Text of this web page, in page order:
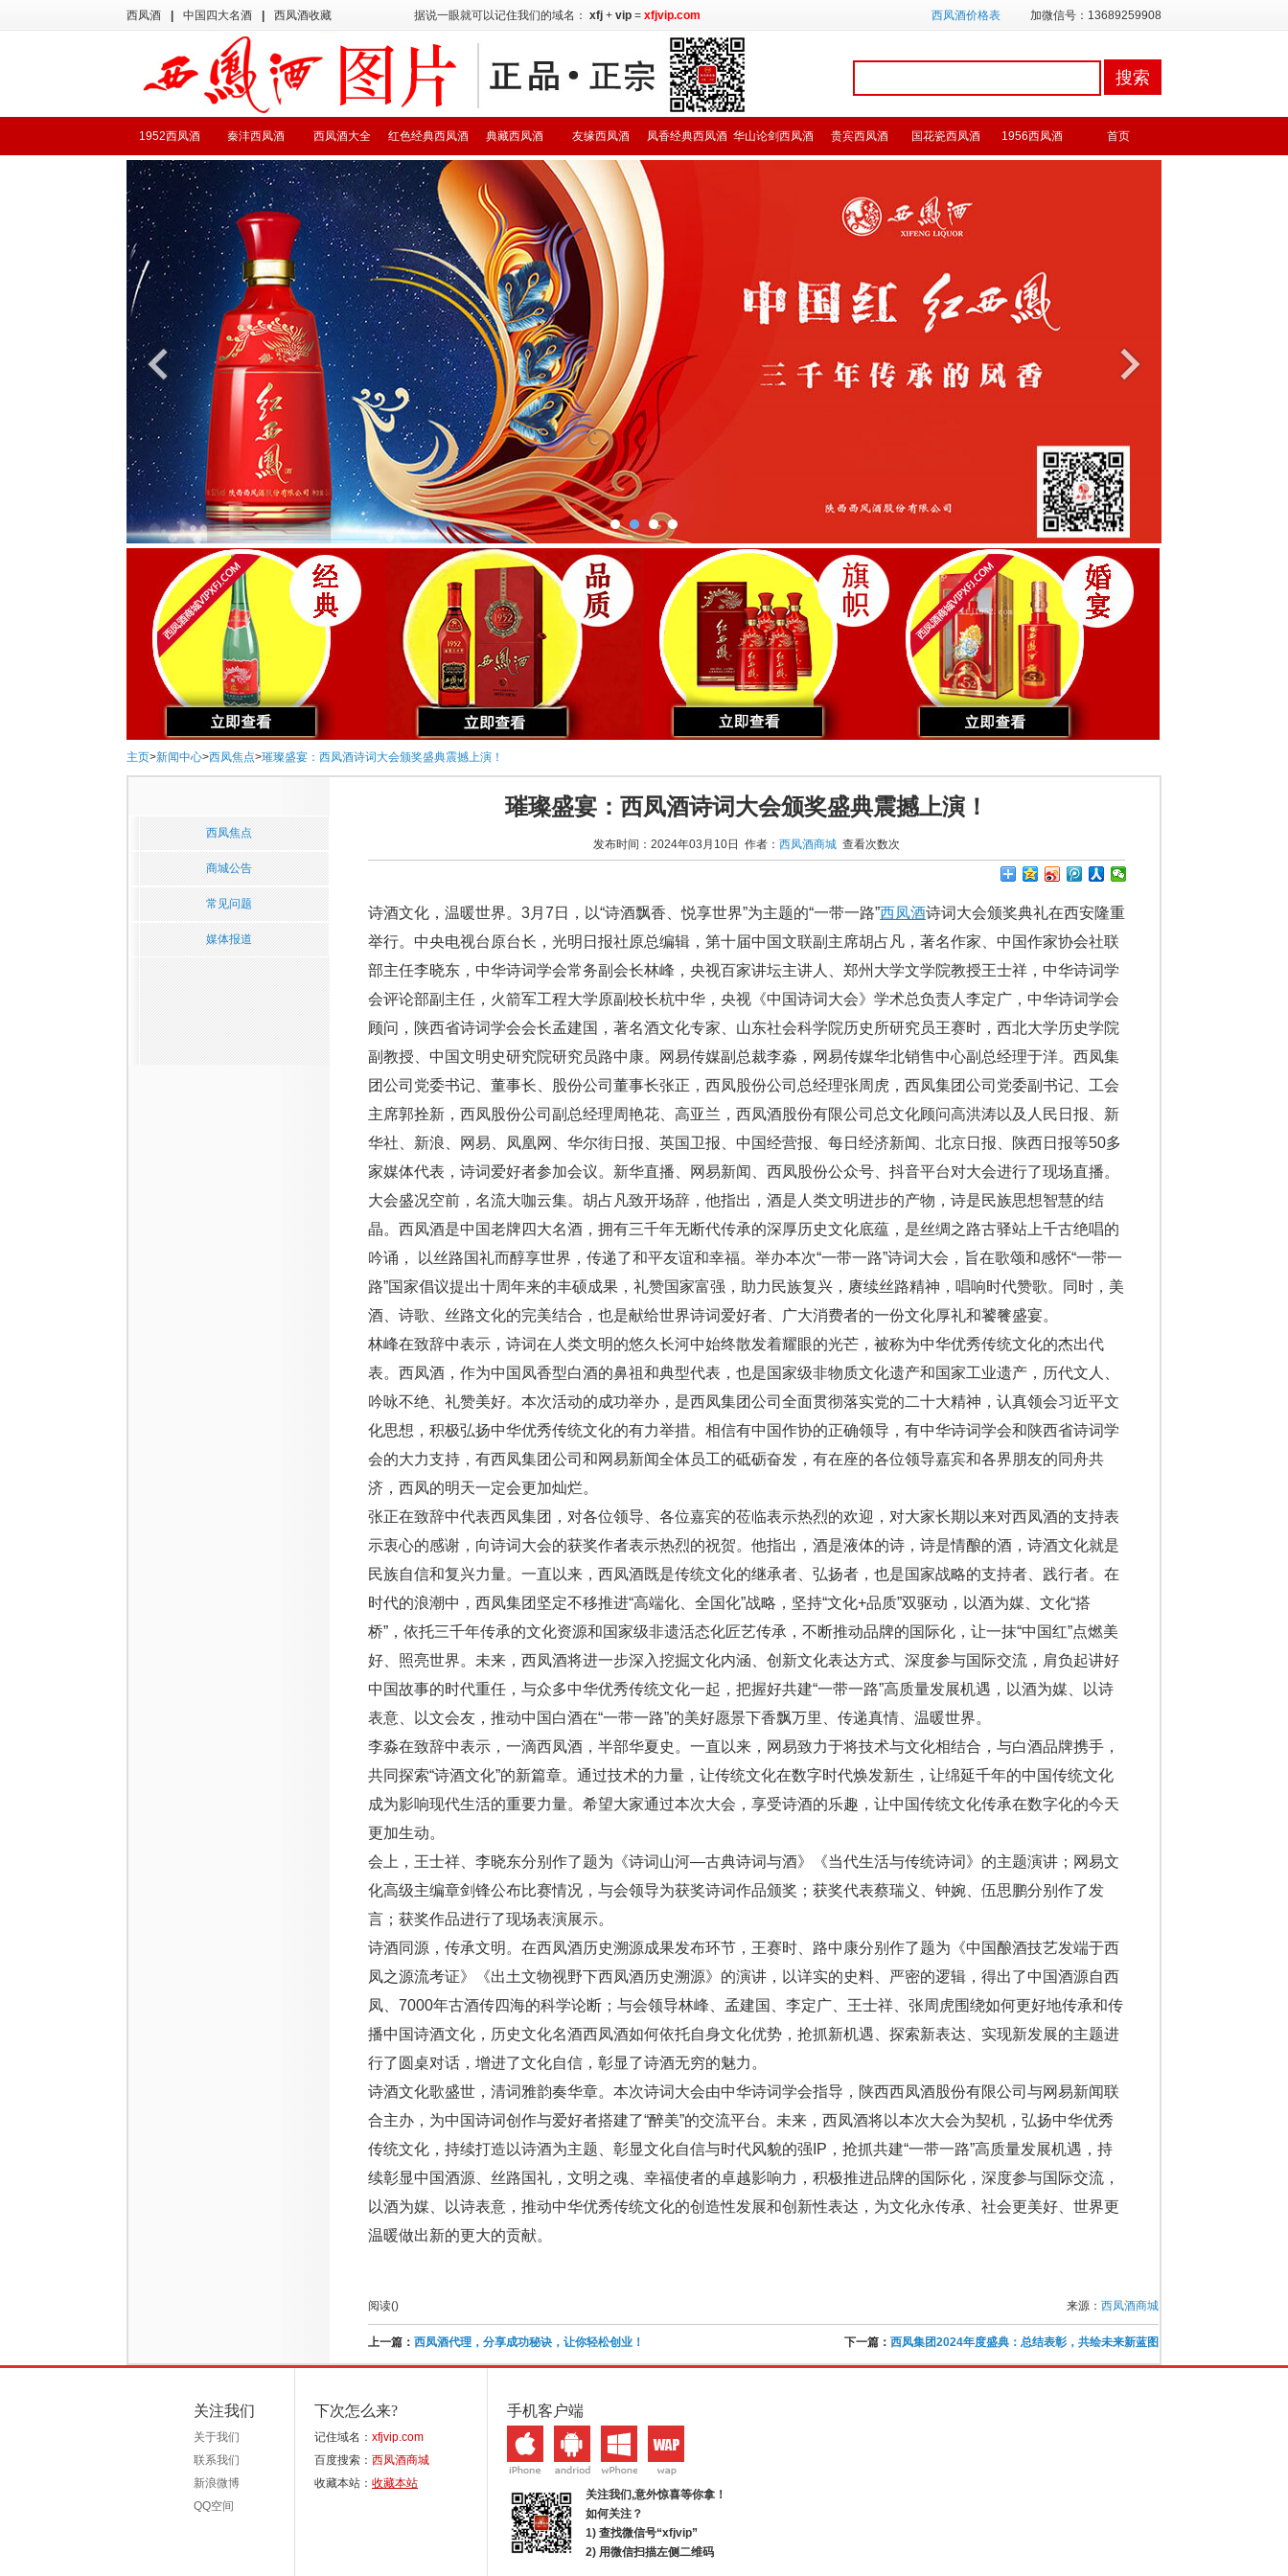
西凤酒 中国四大名酒 西凤酒收藏 据说一眼就可以记住我们的域名： xfj + vip = xfjvip.com 西凤酒价格表 加微信号：13689259908
首页
1956西凤酒
国花瓷西凤酒
贵宾西凤酒
华山论剑西凤酒
凤香经典西凤酒
友缘西凤酒
典藏西凤酒
红色经典西凤酒
西凤酒大全
秦沣西凤酒
1952西凤酒
主页>新闻中心>西凤焦点>璀璨盛宴：西凤酒诗词大会颁奖盛典震撼上演！
西凤焦点
商城公告
常见问题
媒体报道
璀璨盛宴：西凤酒诗词大会颁奖盛典震撼上演！
发布时间：2024年03月10日 作者： 西凤酒商城 查看次数次
诗酒文化，温暖世界。3月7日，以“诗酒飘香、悦享世界”为主题的“一带一路”西凤酒诗词大会颁奖典礼在西安隆重
举行。中央电视台原台长，光明日报社原总编辑，第十届中国文联副主席胡占凡，著名作家、中国作家协会社联
部主任李晓东，中华诗词学会常务副会长林峰，央视百家讲坛主讲人、郑州大学文学院教授王士祥，中华诗词学
会评论部副主任，火箭军工程大学原副校长杭中华，央视《中国诗词大会》学术总负责人李定广，中华诗词学会
顾问，陕西省诗词学会会长孟建国，著名酒文化专家、山东社会科学院历史所研究员王赛时，西北大学历史学院
副教授、中国文明史研究院研究员路中康。网易传媒副总裁李淼，网易传媒华北销售中心副总经理于洋。西凤集
团公司党委书记、董事长、股份公司董事长张正，西凤股份公司总经理张周虎，西凤集团公司党委副书记、工会
主席郭拴新，西凤股份公司副总经理周艳花、高亚兰，西凤酒股份有限公司总文化顾问高洪涛以及人民日报、新
华社、新浪、网易、凤凰网、华尔街日报、英国卫报、中国经营报、每日经济新闻、北京日报、陕西日报等50多
家媒体代表，诗词爱好者参加会议。新华直播、网易新闻、西凤股份公众号、抖音平台对大会进行了现场直播。
大会盛况空前，名流大咖云集。胡占凡致开场辞，他指出，酒是人类文明进步的产物，诗是民族思想智慧的结
晶。西凤酒是中国老牌四大名酒，拥有三千年无断代传承的深厚历史文化底蕴，是丝绸之路古驿站上千古绝唱的
吟诵， 以丝路国礼而醇享世界，传递了和平友谊和幸福。举办本次“一带一路”诗词大会，旨在歌颂和感怀“一带一
路”国家倡议提出十周年来的丰硕成果，礼赞国家富强，助力民族复兴，赓续丝路精神，唱响时代赞歌。同时，美
酒、诗歌、丝路文化的完美结合，也是献给世界诗词爱好者、广大消费者的一份文化厚礼和饕餮盛宴。
林峰在致辞中表示，诗词在人类文明的悠久长河中始终散发着耀眼的光芒，被称为中华优秀传统文化的杰出代
表。西凤酒，作为中国凤香型白酒的鼻祖和典型代表，也是国家级非物质文化遗产和国家工业遗产，历代文人、
吟咏不绝、礼赞美好。本次活动的成功举办，是西凤集团公司全面贯彻落实党的二十大精神，认真领会习近平文
化思想，积极弘扬中华优秀传统文化的有力举措。相信有中国作协的正确领导，有中华诗词学会和陕西省诗词学
会的大力支持，有西凤集团公司和网易新闻全体员工的砥砺奋发，有在座的各位领导嘉宾和各界朋友的同舟共
济，西凤的明天一定会更加灿烂。
张正在致辞中代表西凤集团，对各位领导、各位嘉宾的莅临表示热烈的欢迎，对大家长期以来对西凤酒的支持表
示衷心的感谢，向诗词大会的获奖作者表示热烈的祝贺。他指出，酒是液体的诗，诗是情酿的酒，诗酒文化就是
民族自信和复兴力量。一直以来，西凤酒既是传统文化的继承者、弘扬者，也是国家战略的支持者、践行者。在
时代的浪潮中，西凤集团坚定不移推进“高端化、全国化”战略，坚持“文化+品质”双驱动，以酒为媒、文化“搭
桥”，依托三千年传承的文化资源和国家级非遗活态化匠艺传承，不断推动品牌的国际化，让一抹“中国红”点燃美
好、照亮世界。未来，西凤酒将进一步深入挖掘文化内涵、创新文化表达方式、深度参与国际交流，肩负起讲好
中国故事的时代重任，与众多中华优秀传统文化一起，把握好共建“一带一路”高质量发展机遇，以酒为媒、以诗
表意、以文会友，推动中国白酒在“一带一路”的美好愿景下香飘万里、传递真情、温暖世界。
李淼在致辞中表示，一滴西凤酒，半部华夏史。一直以来，网易致力于将技术与文化相结合，与白酒品牌携手，
共同探索“诗酒文化”的新篇章。通过技术的力量，让传统文化在数字时代焕发新生，让绵延千年的中国传统文化
成为影响现代生活的重要力量。希望大家通过本次大会，享受诗酒的乐趣，让中国传统文化传承在数字化的今天
更加生动。
会上，王士祥、李晓东分别作了题为《诗词山河—古典诗词与酒》《当代生活与传统诗词》的主题演讲；网易文
化高级主编章剑锋公布比赛情况，与会领导为获奖诗词作品颁奖；获奖代表蔡瑞义、钟婉、伍思鹏分别作了发
言；获奖作品进行了现场表演展示。
诗酒同源，传承文明。在西凤酒历史溯源成果发布环节，王赛时、路中康分别作了题为《中国酿酒技艺发端于西
凤之源流考证》《出土文物视野下西凤酒历史溯源》的演讲，以详实的史料、严密的逻辑，得出了中国酒源自西
凤、7000年古酒传四海的科学论断；与会领导林峰、孟建国、李定广、王士祥、张周虎围绕如何更好地传承和传
播中国诗酒文化，历史文化名酒西凤酒如何依托自身文化优势，抢抓新机遇、探索新表达、实现新发展的主题进
行了圆桌对话，增进了文化自信，彰显了诗酒无穷的魅力。
诗酒文化歌盛世，清词雅韵奏华章。本次诗词大会由中华诗词学会指导，陕西西凤酒股份有限公司与网易新闻联
合主办，为中国诗词创作与爱好者搭建了“醉美”的交流平台。未来，西凤酒将以本次大会为契机，弘扬中华优秀
传统文化，持续打造以诗酒为主题、彰显文化自信与时代风貌的强IP，抢抓共建“一带一路”高质量发展机遇，持
续彰显中国酒源、丝路国礼，文明之魂、幸福使者的卓越影响力，积极推进品牌的国际化，深度参与国际交流，
以酒为媒、以诗表意，推动中华优秀传统文化的创造性发展和创新性表达，为文化永传承、社会更美好、世界更
温暖做出新的更大的贡献。
阅读() 来源： 西凤酒商城
上一篇： 西凤酒代理，分享成功秘诀，让你轻松创业！ 下一篇： 西凤集团2024年度盛典：总结表彰，共绘未来新蓝图
关注我们
关于我们
联系我们
新浪微博
QQ空间
下次怎么来?
记住域名： xfjvip.com
百度搜索： 西凤酒商城
收藏本站： 收藏本站
手机客户端
关注我们,意外惊喜等你拿！
如何关注？
1) 查找微信号“xfjvip”
2) 用微信扫描左侧二维码